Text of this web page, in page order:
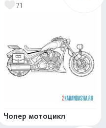
71
Чопер мотоцикл